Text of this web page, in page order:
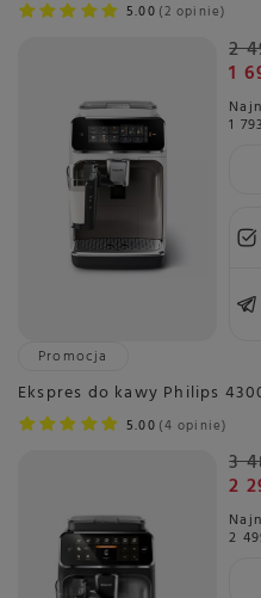
5.00 2 opinie
2
1
1
Promocja
Ekspres do kawy Philips
5.00 4 opinie
3
2
2